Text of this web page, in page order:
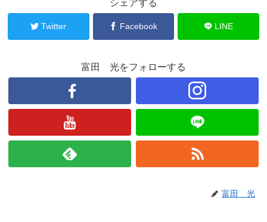
シェアする
Twitter Facebook LINE
富田 光をフォローする
富田 光